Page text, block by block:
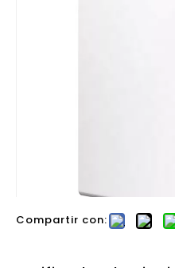
Compartir con: